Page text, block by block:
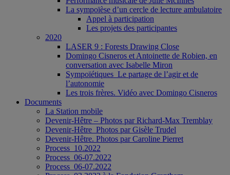
La sympoïèse d’un cercle de lecture ambulatoire
Appel à participation
Les projets des participantes
2020
LASER 9 : Forests Drawing Close
Domingo Cisneros et Antoinette de Robien, en
conversation avec Isabelle Miron
Sympoïétiques_Le partage de l’agir et de
l’autonomie
Les trois frères. Vidéo avec Domingo Cisneros
Documents
La Station mobile
Devenir-Hêtre – Photos par Richard-Max Tremblay
Devenir-Hêtre_Photos par Gisèle Trudel
Devenir-Hêtre. Photos par Caroline Pierret
Process_10.2022
Process_06-07.2022
Process_06-07.2022